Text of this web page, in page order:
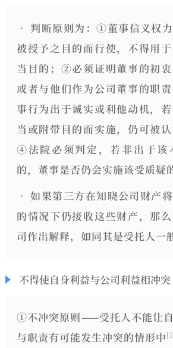
• 判断原则为：①董事信义权
被授予之目的而行使，不得用
当目的；②必须证明董事的初衷
或者与他们作为公司董事的职
事行为出于诚实或利他动机，
当或附带目的而实施，仍可被认
④法院必须判定，若非出于该
的，董事是否仍会实施该受质疑
• 如果第三方在知晓公司财产
的情况下仍接收这些财产，那
司作出解释，如同其是受托人一
不得使自身利益与公司利益相冲突
①不冲突原则——受托人不能让
与职责有可能发生冲突的情形中[